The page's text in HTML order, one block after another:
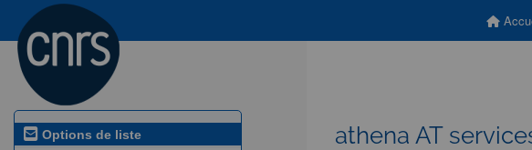
Options de liste athena AT